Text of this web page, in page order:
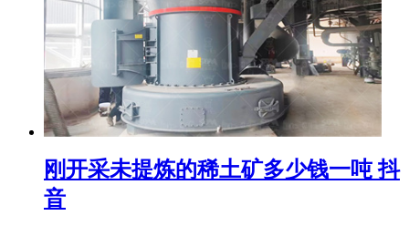
刚开采未提炼的稀土矿多少钱一吨 抖
音